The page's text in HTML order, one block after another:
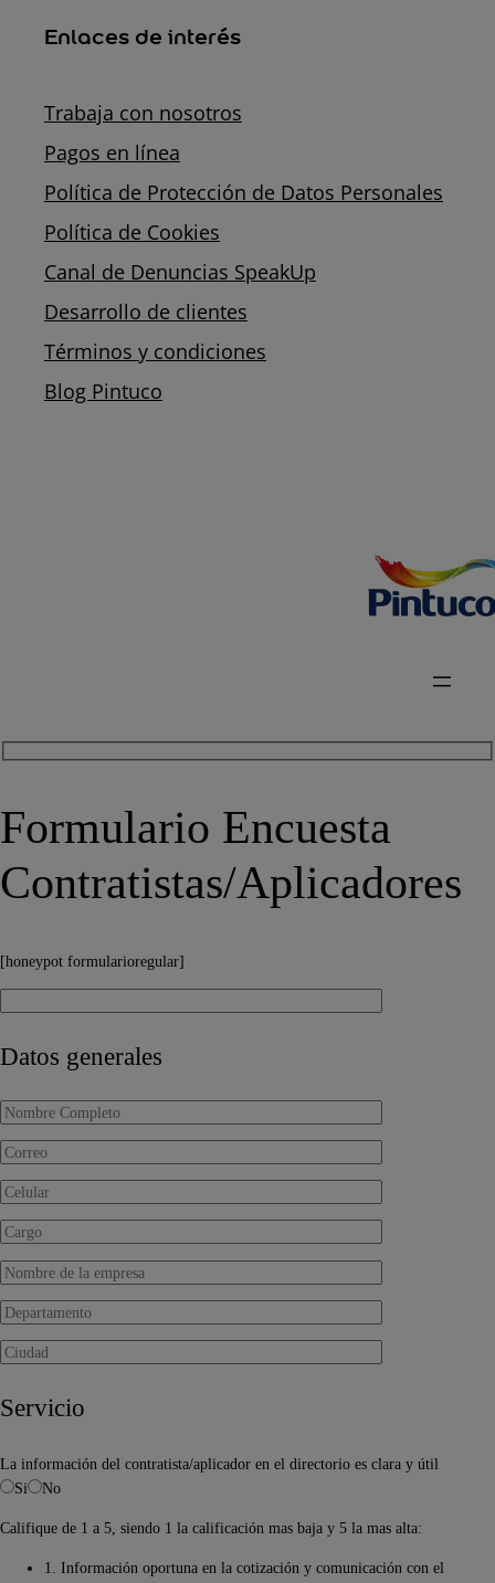
Enlaces de interés
Trabaja con nosotros
Pagos en línea
Política de Protección de Datos Personales
Política de Cookies
Canal de Denuncias SpeakUp
Desarrollo de clientes
Términos y condiciones
Blog Pintuco
Formulario Encuesta
Contratistas/Aplicadores
[honeypot formularioregular]
Datos generales
Servicio
La información del contratista/aplicador en el directorio es clara y útil
Si
No
Califique de 1 a 5, siendo 1 la calificación mas baja y 5 la mas alta:
1. Información oportuna en la cotización y comunicación con el